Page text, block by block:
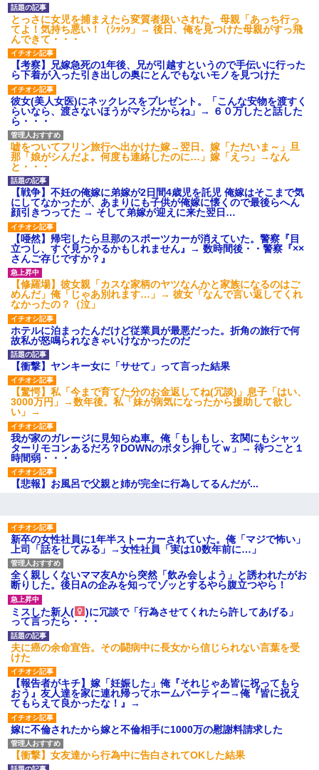
転勤族の夫につき高知で入社
した会社を一昨日の朝やめてき
た。ヘンパイとかいつの時代だ
気持ち悪い。
彼氏が『この車』買おうとし
て私とケンカになってるんだけ
どｗｗｗｗｗｗ
ハードオフに売っていた4万
4000円のフィギュアがヤバすぎ
るｗｗｗｗｗｗ「こんな高い
の？ｗｗ」「逆に超安い」
私「ちょっと、人の家の金庫
触らないでよ！」キチママ『そ
こに金庫があったから、開けて
みようとしただけ☆』義兄「泥
は出てけ！二度と来るな！」結
果・・・
私「初めて飲む味だけどなん
のお茶？」彼「ちっ！」私「」
【GIF】JSのカンチョーワロ
タ
後続車にクラクションを鳴ら
され彼氏が逆切れ。「何クラク
ション鳴らしてんだ！降りてこ
いよ！」と怒鳴りだし...
【衝撃】報酬100万円超の治験
募集がこちらｗｗｗｗｗ(※画像
あり)
【ネット騒然】惨殺されたタ
ワマン頂き女子のこの動画、す
げえええええｗｗｗｗｗｗｗｗ
ｗｗｗ
【愕然】白のクラウン俺氏、
高速道路左車線を制限速度で走
った結果wwwwwwwwwwww
百年の恋12-899 食べた量を
張り合ってくる
【悲報】佐藤輝明・・・２軍
でも盛大にやらかす←あまり悲
しませないでくれ
いすぎて家を出て現在養護施設
で暮らしています
とっさに女児を捕まえたら変質者扱いされた。母親「あっち行っ
てよ！気持ち悪い！（ｼｯｼｯ」→ 後日、俺を見つけた母親がすっ飛
んできて・・・
【考察】兄嫁急死の1年後、兄が引越すというので手伝いに行った
ら下着が入った引き出しの奥にとんでもないモノを見つけた
彼女(美人女医)にネックレスをプレゼント。「こんな安物を渡すく
らいなら、渡さないほうがマシだからね」→ ６０万したと話した
ら・・・
嘘をついてフリン旅行へ出かけた嫁→翌日、嫁「ただいま～」旦
那「娘がシんだよ。何度も連絡したのに…」嫁「えっ」→なん
と・・・
【戦争】不妊の俺嫁に弟嫁が2日間4歳児を託児 俺嫁はそこまで気
にしてなかったが、あまりにも子供が俺嫁に懐くので最後らへん
顔引きつってた → そして弟嫁が迎えに来た翌日…
【唖然】帰宅したら旦那のスポーツカーが消えていた。警察『目
立つし、すぐ見つかるかもしれません』→ 数時間後・・警察『××
さんご存じですか？』
【修羅場】彼女親「カスな家柄のヤツなんかと家族になるのはご
めんだ」俺「じゃあ別れます…」→ 彼女「なんで言い返してくれ
なかったの？（泣」
ホテルに泊まったんだけど従業員が最悪だった。折角の旅行で何
故私が怒鳴られなきゃいけなかったのだ
【衝撃】ヤンキー女に「サせて」って言った結果
【驚愕】私「今まで育てた分のお金返してね(冗談)」息子「はい、
3000万円」→数年後。私「妹が病気になったから援助して欲し
い」→
我が家のガレージに見知らぬ車。俺「もしもし、玄関にもシャッ
ターリモコンあるだろ？DOWNのボタン押してｗ」→ 待つこと１
時間弱・・・
【悲報】お風呂で父親と姉が完全に行為してるんだが...
新卒の女性社員に1年半ストーカーされていた。俺「マジで怖い」
上司「話をしてみる」→女性社員「実は10数年前に…」
全く親しくないママ友Aから突然「飲み会しよう」と誘われたがお
断りした。後日Aの企みを知ってゾッとするやら腹立つやら！
ミスした新人(
)に冗談で「行為させてくれたら許してあげる」
って言ったら・・・
夫に癌の余命宣告。その闘病中に長女から信じられない言葉を受
けた
【報告者がキチ】嫁「妊娠した」俺『それじゃあ皆に祝ってもら
おう』友人達を家に連れ帰ってホームパーティー→俺『皆に祝え
てもらえて良かったな！』→
嫁に不倫されたから嫁と不倫相手に1000万の慰謝料請求した
【衝撃】女友達から行為中に告白されてOKした結果